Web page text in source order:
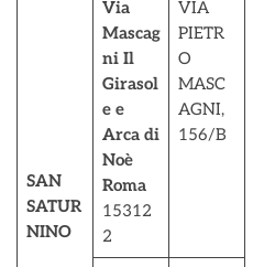
SAN
SATUR
NINO
Via
Mascag
ni Il
Girasol
e e
Arca di
Noè
Roma
15312
2
VIA
PIETR
O
MASC
AGNI,
156/B